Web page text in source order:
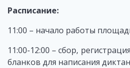
Расписание:
11:00 – начало работы
11:00-12:00 – сбор,
бланков для написания